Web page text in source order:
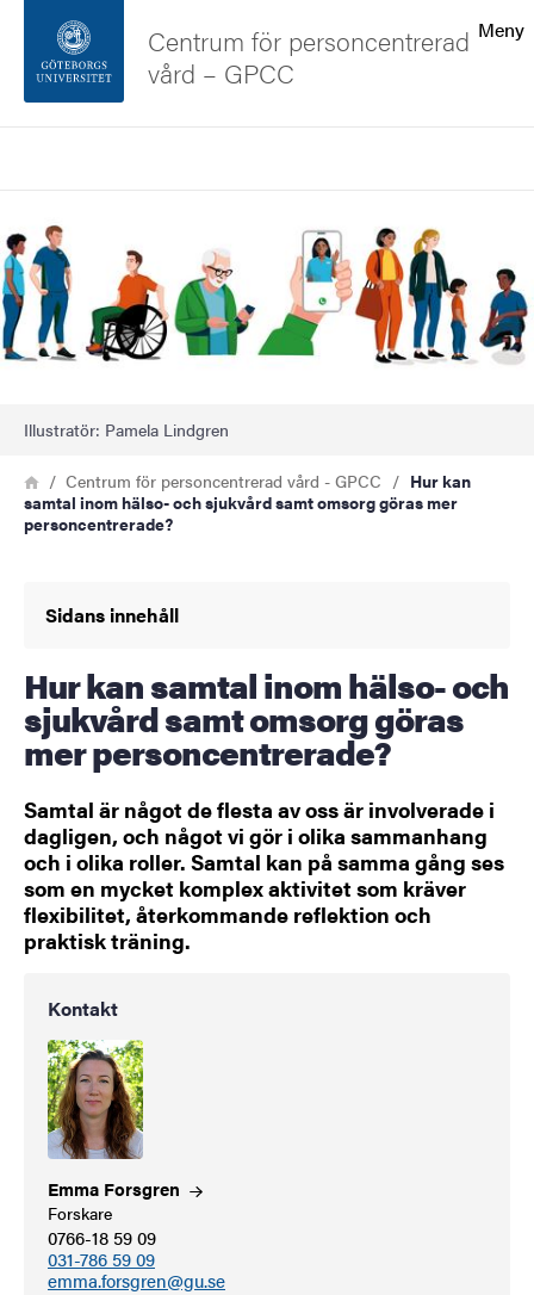
Sidfoten
Om webbplatsen
Meny
Centrum för personcentrerad
vård – GPCC
Illustratör: Pamela Lindgren
Länkstig
HemCentrum för personcentrerad vård - GPCC
Hur kan
samtal inom hälso- och sjukvård samt omsorg göras mer
personcentrerade?
Sidans innehåll
Hur kan samtal inom hälso- och
sjukvård samt omsorg göras
mer personcentrerade?
Samtal är något de flesta av oss är involverade i
dagligen, och något vi gör i olika sammanhang
och i olika roller. Samtal kan på samma gång ses
som en mycket komplex aktivitet som kräver
flexibilitet, återkommande reflektion och
praktisk träning.
Kontakt
Emma Forsgren
Forskare
0766-18 59 09
031-786 59 09
emma.forsgren@gu.se